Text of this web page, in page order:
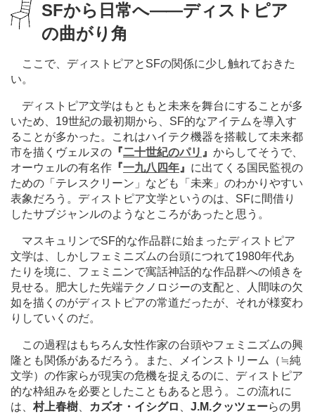
SFから日常へ――ディストピア
の曲がり角
ここで、ディストピアとSFの関係に少し触れておきた
い。
ディストピア文学はもともと未来を舞台にすることが多
いため、19世紀の最初期から、SF的なアイテムを導入す
ることが多かった。これはハイテク機器を搭載して未来都
市を描くヴェルヌの 『二十世紀のパリ 』 からしてそうで、
オーウェルの有名作 『一九八四年 』 に出てくる国民監視の
ための「テレスクリーン」なども「未来」のわかりやすい
表象だろう。ディストピア文学というのは、SFに間借り
したサブジャンルのようなところがあったと思う。
マスキュリンでSF的な作品群に始まったディストピア
文学は、しかしフェミニズムの台頭につれて1980年代あ
たりを境に、フェミニンで寓話神話的な作品群への傾きを
見せる。肥大した先端テクノロジーの支配と、人間味の欠
如を描くのがディストピアの常道だったが、それが様変わ
りしていくのだ。
この過程はもちろん女性作家の台頭やフェミニズムの興
隆とも関係があるだろう。また、メインストリーム（≒純
文学）の作家らが現実の危機を捉えるのに、ディストピア
的な枠組みを必要としたこともあると思う。この流れに
は、 村上春樹 カズオ・イシグロ J.M.クッツェーらの男